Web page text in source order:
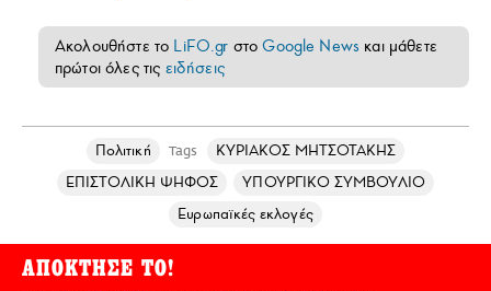
Ακολουθήστε το LiFO.gr στοGoogle News και μάθετε
πρώτοι όλες τις ειδήσεις
Πολιτική Tags
ΚΥΡΙΑΚΟΣ ΜΗΤΣΟΤΑΚΗΣ
ΕΠΙΣΤΟΛΙΚΗ ΨΗΦΟΣ
ΥΠΟΥΡΓΙΚΟ ΣΥΜΒΟΥΛΙΟ
Ευρωπαϊκές εκλογές
ΑΠΟΚΤΗΣΕ ΤΟ!